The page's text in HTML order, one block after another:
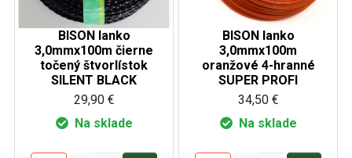
BISON lanko
3,0mmx100m čierne
točený štvorlístok
SILENT BLACK
29,90 €
Na sklade
BISON lanko
3,0mmx100m
oranžové 4-hranné
SUPER PROFI
34,50 €
Na sklade